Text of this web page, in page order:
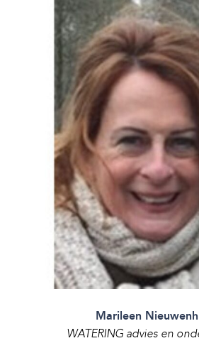
Marileen
WATERING advies en